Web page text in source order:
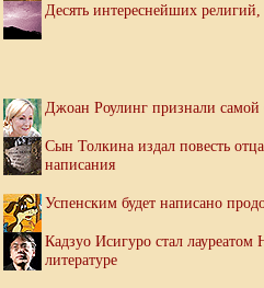
Десять интереснейших
Джоан Роулинг признали самой
Сын Толкина издал повесть
написания
Успенским будет написано
Кадзуо Исигуро стал
литературе